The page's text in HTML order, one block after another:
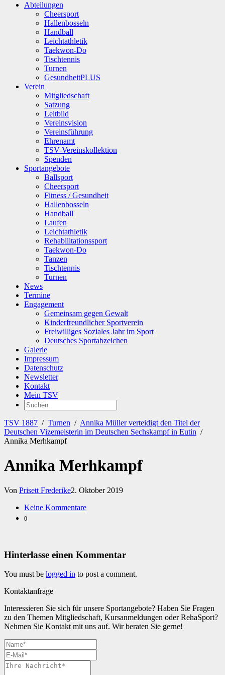
SuchenAbteilungen
Cheersport
Hallenbosseln
Handball
Leichtathletik
Taekwon-Do
Tischtennis
Turnen
GesundheitPLUS
Verein
Mitgliedschaft
Satzung
Leitbild
Vereinsvision
Vereinsführung
Ehrenamt
TSV-Vereinskollektion
Spenden
Sportangebote
Ballsport
Cheersport
Fitness / Gesundheit
Hallenbosseln
Handball
Laufen
Leichtathletik
Rehabilitationssport
Taekwon-Do
Tanzen
Tischtennis
Turnen
News
Termine
Engagement
Gemeinsam gegen Gewalt
Kinderfreundlicher Sportverein
Freiwilliges Soziales Jahr im Sport
Deutsches Sportabzeichen
Galerie
Impressum
Datenschutz
Newsletter
Kontakt
Mein TSV
TSV 1887 / Turnen / Annika Müller verteidigt den Titel der
Deutschen Vizemeisterin im Deutschen Sechskampf in Eutin /
Annika Merhkampf
Annika Merhkampf
Von Prisett Frederike2. Oktober 2019
Keine Kommentare
0
Hinterlasse einen Kommentar
You must be logged in to post a comment.
Kontaktanfrage
Interessieren Sie sich für unsere Sportangebote? Haben Sie Fragen
zu den Themen Mitgliedschaft, Kursanmeldungen oder RehaSport?
Nehmen Sie Kontakt mit uns auf. Wir beraten Sie gerne!